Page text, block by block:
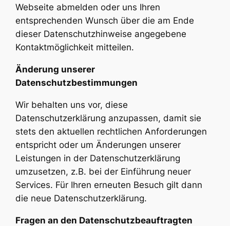
Webseite abmelden oder uns Ihren
entsprechenden Wunsch über die am Ende
dieser Datenschutzhinweise angegebene
Kontaktmöglichkeit mitteilen.
Änderung unserer
Datenschutzbestimmungen
Wir behalten uns vor, diese
Datenschutzerklärung anzupassen, damit sie
stets den aktuellen rechtlichen Anforderungen
entspricht oder um Änderungen unserer
Leistungen in der Datenschutzerklärung
umzusetzen, z.B. bei der Einführung neuer
Services. Für Ihren erneuten Besuch gilt dann
die neue Datenschutzerklärung.
Fragen an den Datenschutzbeauftragten